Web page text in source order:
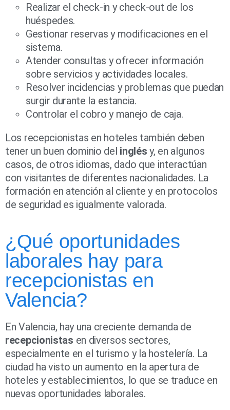
Realizar el check-in y check-out de los
huéspedes.
Gestionar reservas y modificaciones en el
sistema.
Atender consultas y ofrecer información
sobre servicios y actividades locales.
Resolver incidencias y problemas que puedan
surgir durante la estancia.
Controlar el cobro y manejo de caja.
Los recepcionistas en hoteles también deben
tener un buen dominio del inglés y, en algunos
casos, de otros idiomas, dado que interactúan
con visitantes de diferentes nacionalidades. La
formación en atención al cliente y en protocolos
de seguridad es igualmente valorada.
¿Qué oportunidades
laborales hay para
recepcionistas en
Valencia?
En Valencia, hay una creciente demanda de
recepcionistas en diversos sectores,
especialmente en el turismo y la hostelería. La
ciudad ha visto un aumento en la apertura de
hoteles y establecimientos, lo que se traduce en
nuevas oportunidades laborales.